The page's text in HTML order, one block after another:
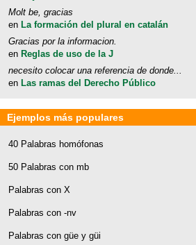
Molt be, gracias
en La formación del plural en catalán
Gracias por la informacion.
en Reglas de uso de la J
necesito colocar una referencia de donde...
en Las ramas del Derecho Público
Ejemplos más populares
40 Palabras homófonas
50 Palabras con mb
Palabras con X
Palabras con -nv
Palabras con güe y güi